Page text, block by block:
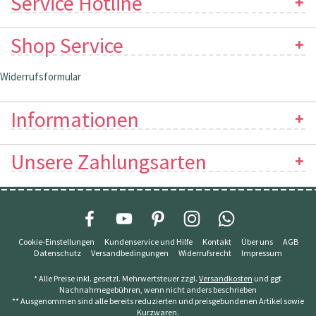
Shop Service
Widerrufsformular
Informationen
Unsere Zahlungsarten
Cookie-Einstellungen Kundenservice und Hilfe Kontakt Über uns
AGB
Datenschutz
Versandbedingungen Widerrufsrecht Impressum
* Alle Preise inkl. gesetzl. Mehrwertsteuer zzgl. Versandkosten und ggf.
Nachnahmegebühren, wenn nicht anders beschrieben
** Ausgenommen sind alle bereits reduzierten und preisgebundenen Artikel sowie
Kurzwaren.